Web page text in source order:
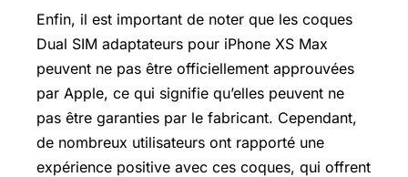
Enfin, il est important de noter que les coques
Dual SIM adaptateurs pour iPhone XS Max
peuvent ne pas être officiellement approuvées
par Apple, ce qui signifie qu’elles peuvent ne
pas être garanties par le fabricant. Cependant,
de nombreux utilisateurs ont rapporté une
expérience positive avec ces coques, qui offrent